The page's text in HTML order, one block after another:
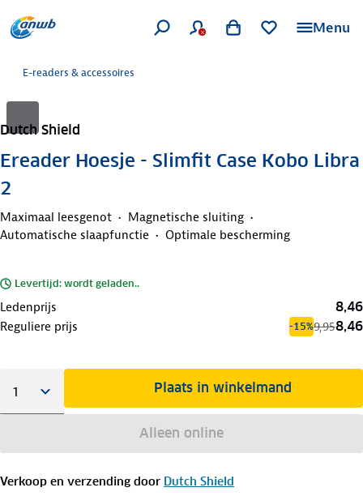
Menu
E-readers & accessoires
Dutch Shield
Ereader Hoesje - Slimfit Case Kobo Libra
2
Maximaal leesgenot
Magnetische sluiting
Automatische slaapfunctie
Optimale bescherming
Levertijd: wordt geladen..
Ledenprijs 8,46
Reguliere prijs -15%9,958,46
Plaats in winkelmand
Alleen online
Verkoop en verzending door Dutch Shield